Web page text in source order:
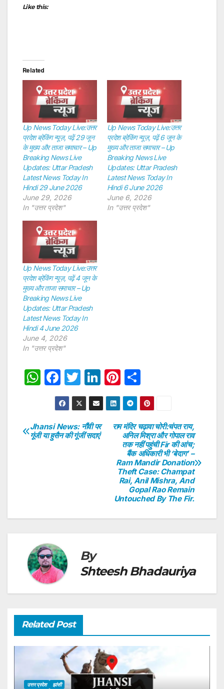
Like this:
Related
Up News Today Live:उत्तर
प्रदेश ब्रेकिंग न्यूज़, पढ़ें 29 जून
के मुख्य और ताजा समाचार – Up
Breaking News Live
Updates: Uttar Pradesh
Latest News Today In
Hindi 29 June 2026
June 29, 2026
In "उत्तर प्रदेश"
Up News Today Live:उत्तर
प्रदेश ब्रेकिंग न्यूज़, पढ़ें 6 जून के
मुख्य और ताजा समाचार – Up
Breaking News Live
Updates: Uttar Pradesh
Latest News Today In
Hindi 6 June 2026
June 6, 2026
In "उत्तर प्रदेश"
Up News Today Live:उत्तर
प्रदेश ब्रेकिंग न्यूज़, पढ़ें 4 जून के
मुख्य और ताजा समाचार – Up
Breaking News Live
Updates: Uttar Pradesh
Latest News Today In
Hindi 4 June 2026
June 4, 2026
In "उत्तर प्रदेश"
W
s
A
F
a
c
e
b
T
w
itt
er
Li
n
k
e
dI
Pi
nt
er
e
st
h
ar
e
Post
राम मंदिर चढ़ावा चोरी:चंपत राय,
अनिल मिश्रा और गोपाल राव
तक नहीं पहुंची Fir की आंच;
बैंक अधिकारी भी ‘बेदाग’ –
Ram Mandir Donation
Theft Case: Champat
Rai, Anil Mishra, And
Gopal Rao Remain
Untouched By The Fir.
Jhansi News: नौंवी पर
गूंजी या हुसैन की गूंजीं सदाएं
By
Shteesh Bhadauriya
Related Post
उत्तर प्रदेश झांसी